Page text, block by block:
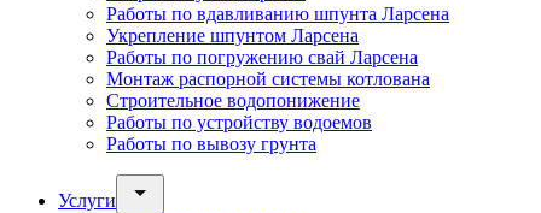
Работы по вдавливанию шпунта Ларсена
Укрепление шпунтом Ларсена
Работы по погружению свай Ларсена
Монтаж распорной системы котлована
Строительное водопонижение
Работы по устройству водоемов
Работы по вывозу грунта
Услуги